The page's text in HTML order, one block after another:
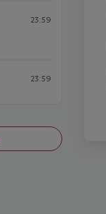
23:59
23:59